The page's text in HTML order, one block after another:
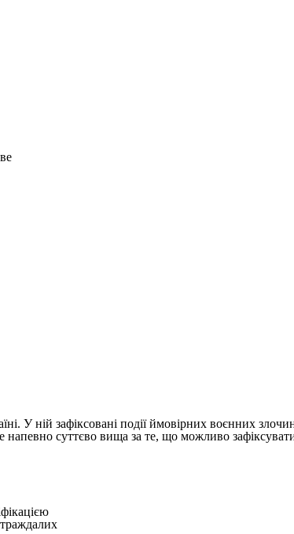
У ній зафіксовані події ймовірних воєнних
напевно суттєво вища за те, що можливо